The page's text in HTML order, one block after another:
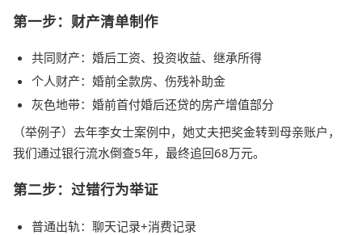
第一步：财产清单制作
共同财产：婚后工资、投资收益、继承所得
个人财产：婚前全款房、伤残补助金
灰色地带：婚前首付婚后还贷的房产增值部分
（举例子）去年李女士案例中，她丈夫把奖金转到母亲账户，
我们通过银行流水倒查5年，最终追回68万元。
第二步：过错行为举证
普通出轨：聊天记录+消费记录